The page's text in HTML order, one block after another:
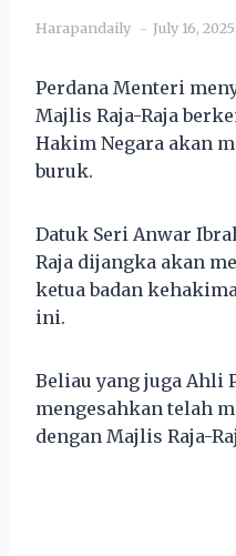
Harapandaily July 16, 2025
Perdana Menteri
Majlis Raja-Raja
Hakim Negara akan
buruk.
Datuk Seri Anwar
Raja dijangka akan
ketua badan
ini.
Beliau yang juga Ahli
mengesahkan telah
dengan Majlis Raja-